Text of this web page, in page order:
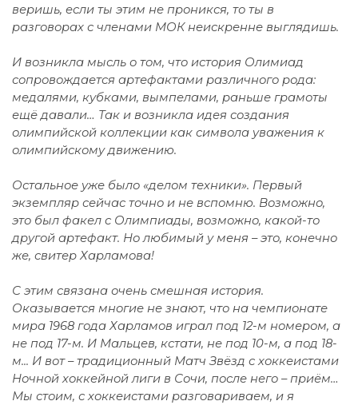
веришь, если ты этим не проникся, то ты в
разговорах с членами МОК неискренне выглядишь.
И возникла мысль о том, что история Олимиад
сопровождается артефактами различного рода:
медалями, кубками, вымпелами, раньше грамоты
ещё давали… Так и возникла идея создания
олимпийской коллекции как символа уважения к
олимпийскому движению.
Остальное уже было «делом техники». Первый
экземпляр сейчас точно и не вспомню. Возможно,
это был факел с Олимпиады, возможно, какой-то
другой артефакт. Но любимый у меня – это, конечно
же, свитер Харламова!
С этим связана очень смешная история.
Оказывается многие не знают, что на чемпионате
мира 1968 года Харламов играл под 12-м номером, а
не под 17-м. И Мальцев, кстати, не под 10-м, а под 18-
м... И вот – традиционный Матч Звёзд с хоккеистами
Ночной хоккейной лиги в Сочи, после него – приём…
Мы стоим, с хоккеистами разговариваем, и я